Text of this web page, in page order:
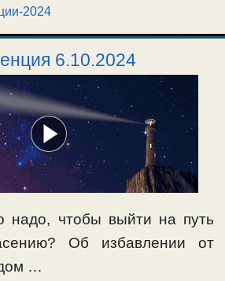
2024
6.10.2024
надо, чтобы выйти на путь
Об избавлении от
…